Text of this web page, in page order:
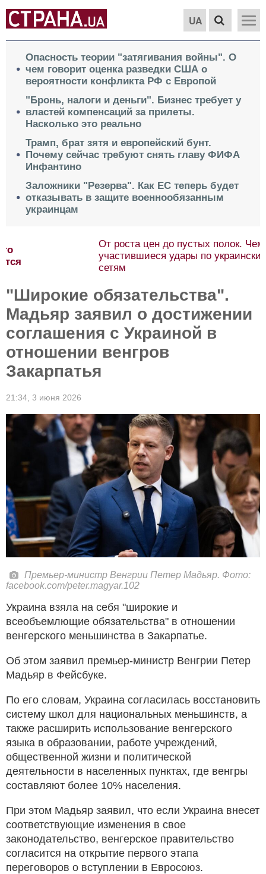
UA
Опасность теории "затягивания войны". О
чем говорит оценка разведки США о
вероятности конфликта РФ с Европой
"Бронь, налоги и деньги". Бизнес требует у
властей компенсаций за прилеты.
Насколько это реально
Трамп, брат зятя и европейский бунт.
Почему сейчас требуют снять главу ФИФА
Инфантино
Заложники "Резерва". Как ЕС теперь будет
отказывать в защите военнообязанным
украинцам
От роста цен до пустых полок. Чем опасны
участившиеся удары по украинским торговым
сетям
"Широкие обязательства".
Мадьяр заявил о достижении
соглашения с Украиной в
отношении венгров
Закарпатья
21:34, 3 июня 2026
Премьер-министр Венгрии Петер Мадьяр. Фото:
facebook.com/peter.magyar.102
Украина взяла на себя "широкие и
всеобъемлющие обязательства" в отношении
венгерского меньшинства в Закарпатье.
Об этом заявил премьер-министр Венгрии Петер
Мадьяр в Фейсбуке.
По его словам, Украина согласилась восстановить
систему школ для национальных меньшинств, а
также расширить использование венгерского
языка в образовании, работе учреждений,
общественной жизни и политической
деятельности в населенных пунктах, где венгры
составляют более 10% населения.
При этом Мадьяр заявил, что если Украина внесет
соответствующие изменения в свое
законодательство, венгерское правительство
согласится на открытие первого этапа
переговоров о вступлении в Евросоюз.